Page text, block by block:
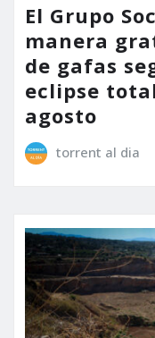
El Grupo
manera
de gafas
eclipse
agosto
torrent al dia